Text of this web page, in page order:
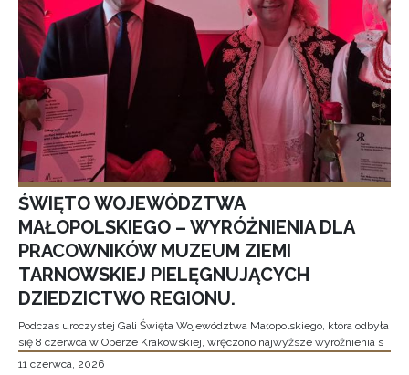
ŚWIĘTO WOJEWÓDZTWA
MAŁOPOLSKIEGO – WYRÓŻNIENIA DLA
PRACOWNIKÓW MUZEUM ZIEMI
TARNOWSKIEJ PIELĘGNUJĄCYCH
DZIEDZICTWO REGIONU.
Podczas uroczystej Gali Święta Województwa Małopolskiego, która odbyła
się 8 czerwca w Operze Krakowskiej, wręczono najwyższe wyróżnienia s
11 czerwca, 2026